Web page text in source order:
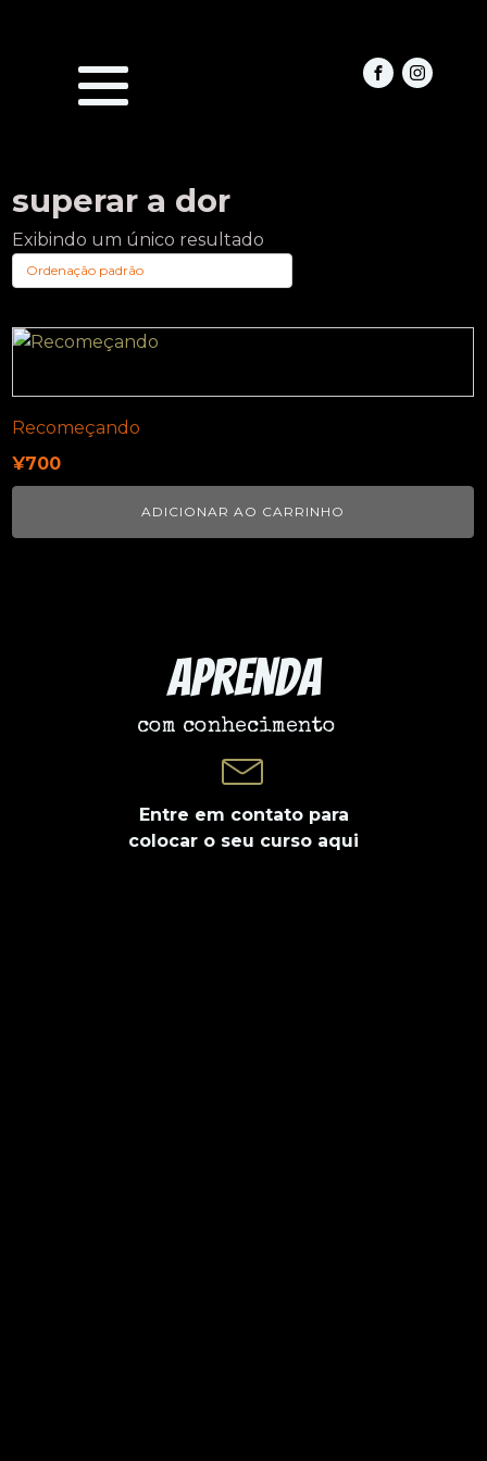
superar a dor
Exibindo um único resultado
Recomeçando
¥700
ADICIONAR AO CARRINHO
Aprenda
com conhecimento
Entre em contato para
colocar o seu curso aqui